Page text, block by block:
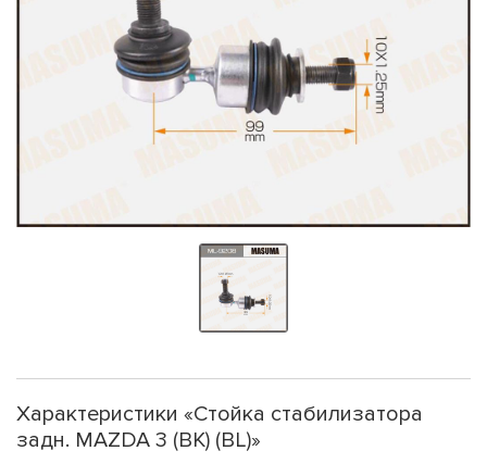
Характеристики «Стойка стабилизатора
задн. MAZDA 3 (BK) (BL)»